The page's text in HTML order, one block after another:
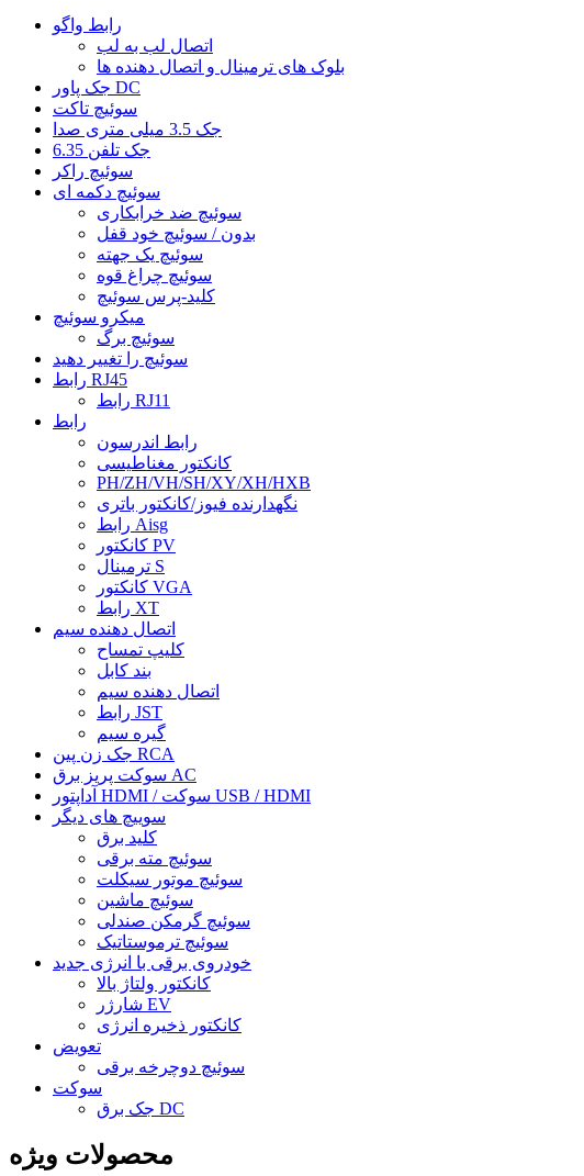
رابط واگو
اتصال لب به لب
بلوک های ترمینال و اتصال دهنده ها
جک پاور DC
سوئیچ تاکت
جک 3.5 میلی متری صدا
6.35 جک تلفن
سوئیچ راکر
سوئیچ دکمه ای
سوئیچ ضد خرابکاری
بدون / سوئیچ خود قفل
سوئیچ یک جهته
سوئیچ چراغ قوه
کلید-پرس سوئیچ
میکرو سوئیچ
سوئیچ برگ
سوئیچ را تغییر دهید
رابط RJ45
رابط RJ11
رابط
رابط اندرسون
کانکتور مغناطیسی
PH/ZH/VH/SH/XY/XH/HXB
نگهدارنده فیوز/کانکتور باتری
رابط Aisg
کانکتور PV
ترمینال S
کانکتور VGA
رابط XT
اتصال دهنده سیم
کلیپ تمساح
بند کابل
اتصال دهنده سیم
رابط JST
گیره سیم
جک زن پین RCA
سوکت پریز برق AC
آداپتور HDMI / سوکت USB / HDMI
سوییچ های دیگر
کلید برق
سوئیچ مته برقی
سوئیچ موتور سیکلت
سوئیچ ماشین
سوئیچ گرمکن صندلی
سوئیچ ترموستاتیک
خودروی برقی با انرژی جدید
کانکتور ولتاژ بالا
شارژر EV
کانکتور ذخیره انرژی
تعویض
سوئیچ دوچرخه برقی
سوکت
جک برق DC
محصولات ویژه